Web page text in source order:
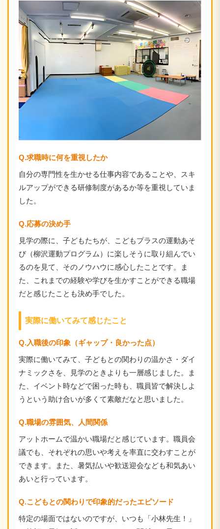
Q.求職時に何を重視したか
自分の専門性を生かせる仕事内容であることや、スキ
ルアップができる研修制度があるか等を重視していま
した。
Q.応募の決め手
見学の際に、子どもたちが、こどもプラスの運動あそ
び（柳沢運動プログラム）に楽しそうに取り組んでい
るのを見て、そのノウハウに感心したことです。ま
た、これまでの経験や学びを生かすことができる職場
だと感じたことも決め手でした。
実際に働いてみて感じたこと
Q.入職後の印象（ギャップ・良かった点）
実際に働いてみて、子どもとの関わりの温かさ・ダイ
ナミックさを、見学のときよりも一層感じました。ま
た、イベント時などで困った時も、職員皆で解決しよ
うという助け合いが多くて素敵だなと思いました。
Q.職場の雰囲気、人間関係
アットホームで温かい職場だと感じています。職員会
議でも、それぞれの思いや考えを率直に交わすことが
できます。また、暑気払いや歓送迎会なども和気あい
あいと行っています。
Q.こどもとの関わりで印象的だったエピソード
特定の場面ではないのですが、いつも「小林先生！」